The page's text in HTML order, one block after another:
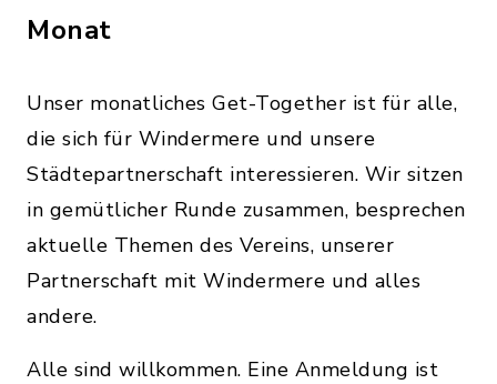
Monat
Unser monatliches Get-Together ist für alle,
die sich für Windermere und unsere
Städtepartnerschaft interessieren. Wir sitzen
in gemütlicher Runde zusammen, besprechen
aktuelle Themen des Vereins, unserer
Partnerschaft mit Windermere und alles
andere.
Alle sind willkommen. Eine Anmeldung ist